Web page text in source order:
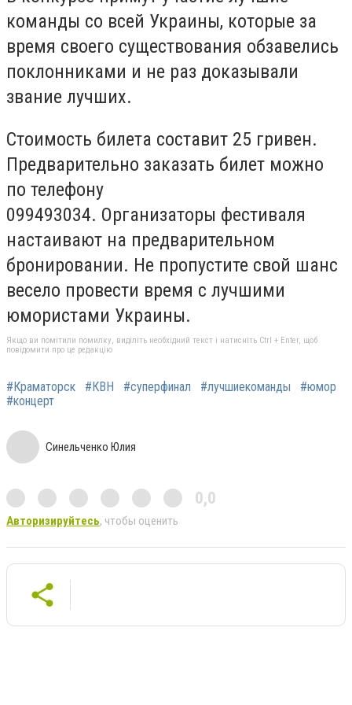
команды со всей Украины, которые за
время своего существования обзавелись
поклонниками и не раз доказывали
звание лучших.
Стоимость билета составит 25 гривен.
Предварительно заказать билет можно
по телефону
099493034. Организаторы фестиваля
настаивают на предварительном
бронировании. Не пропустите свой шанс
весело провести время с лучшими
юмористами Украины.
Якщо ви помітили помилку, виділіть необхідний текст і натисніть Ctrl + Enter, щоб
повідомити про це редакцію
#Краматорск #КВН #суперфинал #лучшиекоманды
#юмор
#концерт
Синельченко Юлия
0,0
Авторизируйтесь, чтобы оценить